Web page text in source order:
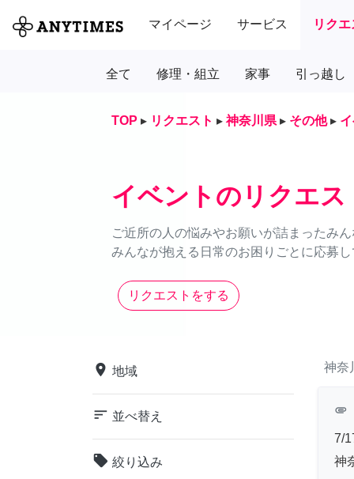
マイページ サービス リク
全て 修理・組立 家事 引っ越し
TOP ▸ リクエスト ▸ 神奈川県 ▸ その他 ▸
イベントのリクエス
ご近所の人の悩みやお願いが詰まったみ
みんなが抱える日常のお困りごとに応募
リクエストをする
place 地域
sort 並べ替え
local_offer 絞り込み
神奈
attachment
7/
神